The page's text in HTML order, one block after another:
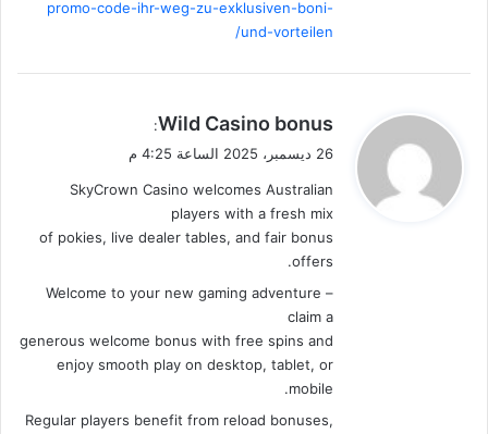
promo-code-ihr-weg-zu-exklusiven-boni-
und-vorteilen/
ي
ل
Wild Casino bonus
:
26 ديسمبر، 2025 الساعة 4:25 م
SkyCrown Casino welcomes Australian
players with a fresh mix
of pokies, live dealer tables, and fair bonus
offers.
Welcome to your new gaming adventure –
claim a
generous welcome bonus with free spins and
enjoy smooth play on desktop, tablet, or
mobile.
Regular players benefit from reload bonuses,